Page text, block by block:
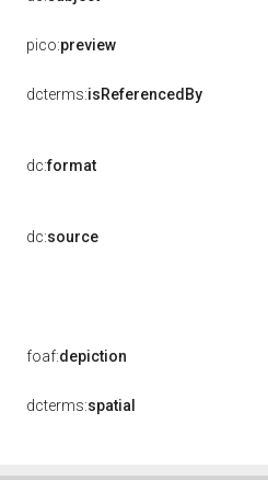
pico:preview
dcterms:isReferencedBy
dc:format
dc:source
foaf:depiction
dcterms:spatial